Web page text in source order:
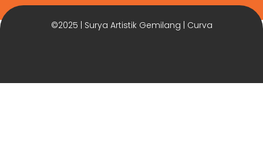
©2025 | Surya Artistik Gemilang | Curva